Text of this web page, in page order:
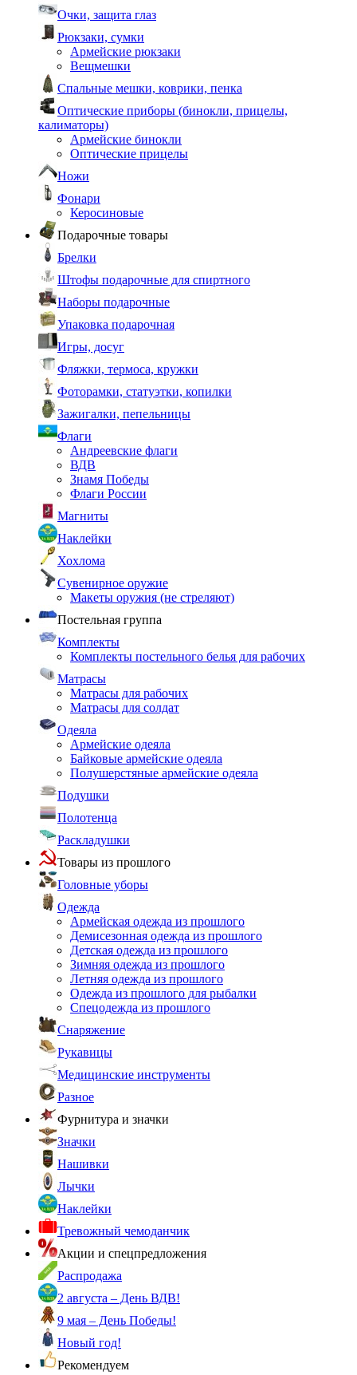
Очки, защита глаз
Рюкзаки, сумки
Армейские рюкзаки
Вещмешки
Спальные мешки, коврики, пенка
Оптические приборы (бинокли, прицелы,
калиматоры)
Армейские бинокли
Оптические прицелы
Ножи
Фонари
Керосиновые
Подарочные товары
Брелки
Штофы подарочные для спиртного
Наборы подарочные
Упаковка подарочная
Игры, досуг
Фляжки, термоса, кружки
Фоторамки, статуэтки, копилки
Зажигалки, пепельницы
Флаги
Андреевские флаги
ВДВ
Знамя Победы
Флаги России
Магниты
Наклейки
Хохлома
Сувенирное оружие
Макеты оружия (не стреляют)
Постельная группа
Комплекты
Комплекты постельного белья для рабочих
Матрасы
Матрасы для рабочих
Матрасы для солдат
Одеяла
Армейские одеяла
Байковые армейские одеяла
Полушерстяные армейские одеяла
Подушки
Полотенца
Раскладушки
Товары из прошлого
Головные уборы
Одежда
Армейская одежда из прошлого
Демисезонная одежда из прошлого
Детская одежда из прошлого
Зимняя одежда из прошлого
Летняя одежда из прошлого
Одежда из прошлого для рыбалки
Спецодежда из прошлого
Снаряжение
Рукавицы
Медицинские инструменты
Разное
Фурнитура и значки
Значки
Нашивки
Лычки
Наклейки
Тревожный чемоданчик
Акции и спецпредложения
Распродажа
2 августа – День ВДВ!
9 мая – День Победы!
Новый год!
Рекомендуем